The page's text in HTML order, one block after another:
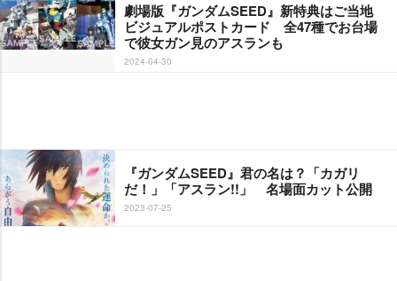
劇場版『ガンダムSEED』新特典はご当地
ビジュアルポストカード 全47種でお台場
で彼女ガン見のアスランも
2024-04-30
『ガンダムSEED』君の名は？「カガリ
だ！」「アスラン!!」 名場面カット公開
2023-07-25